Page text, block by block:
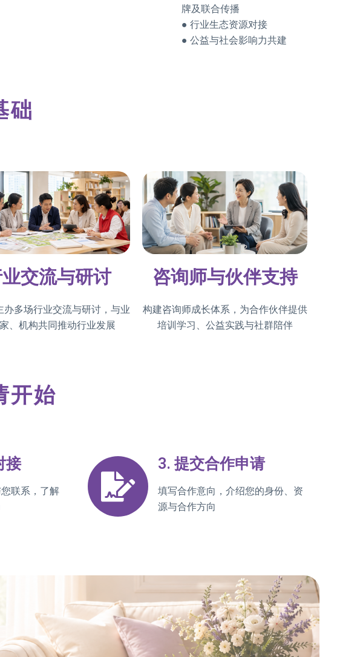
牌及联合传播
● 行业生态资源对接
● 公益与社会影响力共建
础
交流与研讨
办多场行业交流与研讨，与业
、机构共同推动行业发展
咨询师与伙伴支持
构建咨询师成长体系，为合作伙伴提供
培训学习、公益实践与社群陪伴
开始
接
联系，了解
3. 提交合作申请
填写合作意向，介绍您的身份、资
源与合作方向